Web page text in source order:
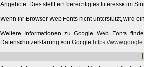
Angebote. Dies stellt ein berechtigtes Interesse im
Wenn Ihr Browser Web Fonts nicht unterstützt, wird
Weitere Informationen zu Google Web Fonts
Datenschutzerklärung von Google https://